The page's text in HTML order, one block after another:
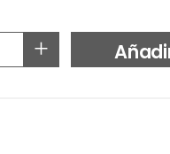
+